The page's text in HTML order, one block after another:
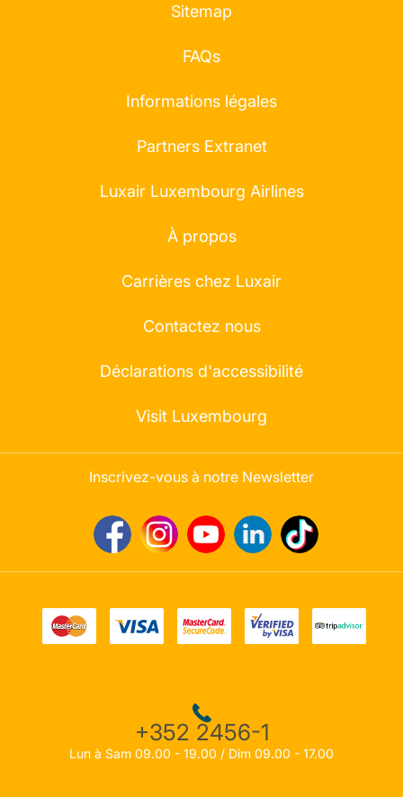
Sitemap
FAQs
Informations légales
Partners Extranet
Luxair Luxembourg Airlines
À propos
Carrières chez Luxair
Contactez nous
Déclarations d'accessibilité
Visit Luxembourg
Inscrivez-vous à notre Newsletter
+352 2456-1
Lun à Sam 09.00 - 19.00 / Dim 09.00 - 17.00